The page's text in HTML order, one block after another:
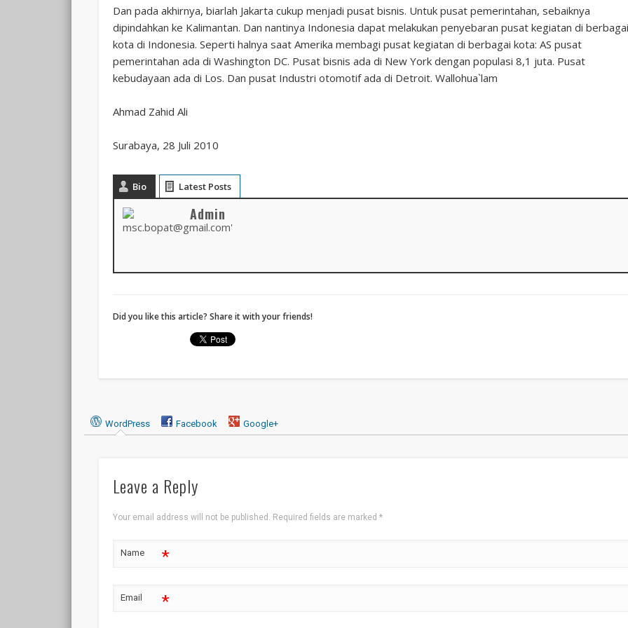
Dan pada akhirnya, biarlah Jakarta cukup menjadi pusat bisnis. Untuk pusat pemerintahan, sebaiknya
dipindahkan ke Kalimantan. Dan nantinya Indonesia dapat melakukan penyebaran pusat kegiatan di berbagai
kota di Indonesia. Seperti halnya saat Amerika membagi pusat kegiatan di berbagai kota: AS pusat
pemerintahan ada di Washington DC. Pusat bisnis ada di New York dengan populasi 8,1 juta. Pusat
kebudayaan ada di Los. Dan pusat Industri otomotif ada di Detroit. Wallohua`lam
Ahmad Zahid Ali
Surabaya, 28 Juli 2010
Bio Latest Posts
Admin
Did you like this article? Share it with your friends!
WordPress Facebook Google+
Leave a Reply
Your email address will not be published. Required fields are marked *
Name *
Email *